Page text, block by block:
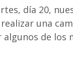
día 20,
una
de los